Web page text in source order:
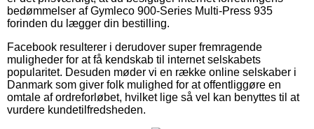
bedømmelser af Gymleco 900-Series Multi-Press 935
forinden du lægger din bestilling.
Facebook resulterer i derudover super fremragende
muligheder for at få kendskab til internet selskabets
popularitet. Desuden møder vi en række online selskaber i
Danmark som giver folk mulighed for at offentliggøre en
omtale af ordreforløbet, hvilket lige så vel kan benyttes til at
vurdere kundetilfredsheden.